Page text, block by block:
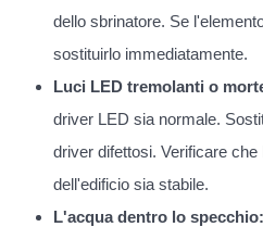
dello sbrinatore. Se
sostituirlo immediatamente.
Luci LED tremolanti o
driver LED sia normale.
driver difettosi. Verificare
dell'edificio sia stabile.
L'acqua dentro lo specchio: